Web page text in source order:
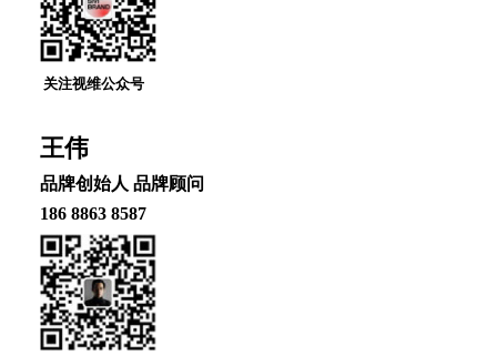
关注视维公众号
王伟
品牌创始⼈ 品牌顾问
186 8863 8587